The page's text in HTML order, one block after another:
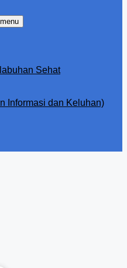
Sehat
Informasi dan Keluhan)